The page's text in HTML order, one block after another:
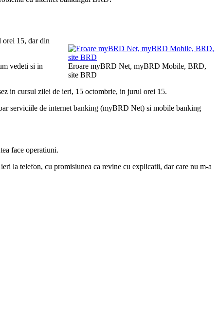
Eroare myBRD Net, myBRD Mobile, BRD,
site BRD
orei 15, dar din
vedeti si in
in cursul zilei de ieri, 15 octombrie, in jurul orei 15.
serviciile de internet banking (myBRD Net) si mobile banking
face operatiuni.
la telefon, cu promisiunea ca revine cu explicatii, dar care nu m-a